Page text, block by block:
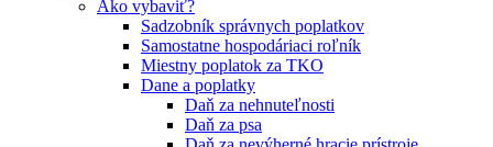
Ako vybaviť?
Sadzobník správnych poplatkov
Samostatne hospodáriaci roľník
Miestny poplatok za TKO
Dane a poplatky
Daň za nehnuteľnosti
Daň za psa